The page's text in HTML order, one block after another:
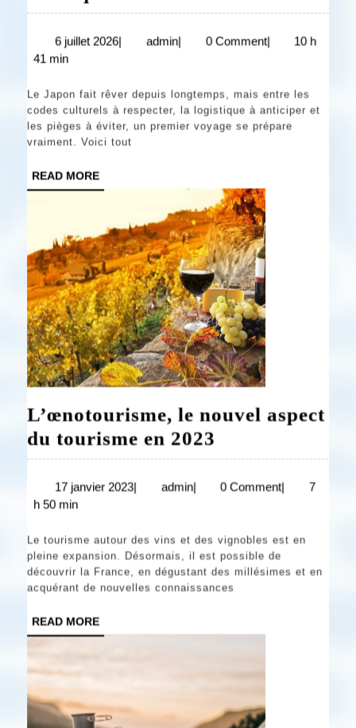
au
Japon
la
première
fois
complet
pour
éviter
les
erreurs
classiques
6 juillet 20266| adminadmin
| 0 Comment|
10 h
41 min
Le Japon fait rêver depuis longtemps, mais entre les
codes culturels à respecter, la logistique à anticiper et
les pièges à éviter, un premier voyage se prépare
vraiment. Voici tout
READ MOREREAD
MORE
L’œnotourisme, le nouvel aspect
du tourisme en 2023
le
nouvel
du
tourisme
en
17 janvier 202317
| adminadmin
| 0 Comment|
7
h 50 min
Le tourisme autour des vins et des vignobles est en
pleine expansion. Désormais, il est possible de
découvrir la France, en dégustant des millésimes et en
acquérant de nouvelles connaissances
READ MOREREAD
MORE